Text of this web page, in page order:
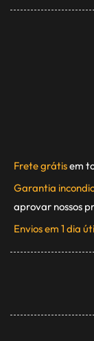
Frete grátisem
Garantia
aprovar nossos
Envios em 1 dia